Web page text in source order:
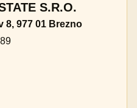
S.R.O.
8, 977 01 Brezno